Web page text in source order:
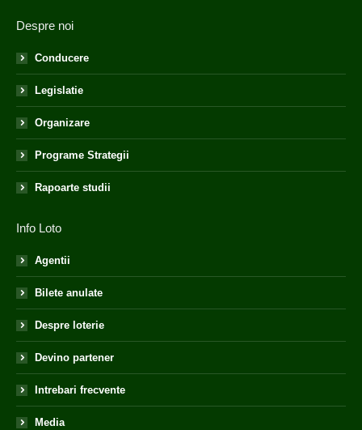
Despre noi
Conducere
Legislatie
Organizare
Programe Strategii
Rapoarte studii
Info Loto
Agentii
Bilete anulate
Despre loterie
Devino partener
Intrebari frecvente
Media